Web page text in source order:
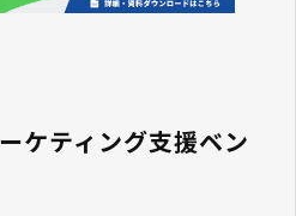
ケティング支援ベン